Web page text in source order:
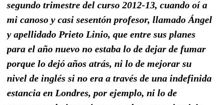
segundo trimestre del curso 2012-13, cuando oí a
mi canoso y casi sesentón profesor, llamado Ángel
y apellidado Prieto Linio, que entre sus planes
para el año nuevo no estaba lo de dejar de fumar
porque lo dejó años atrás, ni lo de mejorar su
nivel de inglés si no era a través de una indefinida
estancia en Londres, por ejemplo, ni lo de